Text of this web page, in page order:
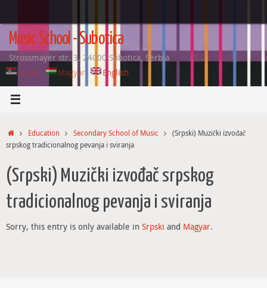
content
Music School - Subotica
Strossmayer str. 3, 24000 Subotica, Serbia
Srpski
Magyar English
HomeEducation Secondary School of Music
(Srpski) Muzički izvođač
srpskog tradicionalnog pevanja i sviranja
(Srpski) Muzički izvođač srpskog
tradicionalnog pevanja i sviranja
Sorry, this entry is only available in Srpski and Magyar.